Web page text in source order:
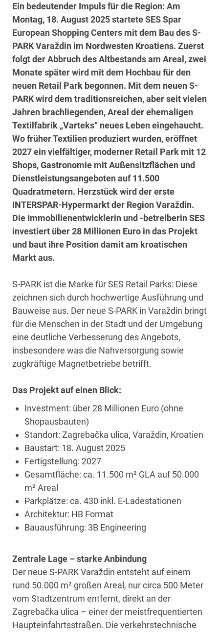
Ein bedeutender Impuls für die Region: Am
Montag, 18. August 2025 startete SES Spar
European Shopping Centers mit dem Bau des S-
PARK Varaždin im Nordwesten Kroatiens. Zuerst
folgt der Abbruch des Altbestands am Areal, zwei
Monate später wird mit dem Hochbau für den
neuen Retail Park begonnen. Mit dem neuen S-
PARK wird dem traditionsreichen, aber seit vielen
Jahren brachliegenden, Areal der ehemaligen
Textilfabrik „Varteks“ neues Leben eingehaucht.
Wo früher Textilien produziert wurden, eröffnet
2027 ein vielfältiger, moderner Retail Park mit 12
Shops, Gastronomie mit Außensitzflächen und
Dienstleistungsangeboten auf 11.500
Quadratmetern. Herzstück wird der erste
INTERSPAR-Hypermarkt der Region Varaždin.
Die Immobilienentwicklerin und -betreiberin SES
investiert über 28 Millionen Euro in das Projekt
und baut ihre Position damit am kroatischen
Markt aus.
S-PARK ist die Marke für SES Retail Parks: Diese
zeichnen sich durch hochwertige Ausführung und
Bauweise aus. Der neue S-PARK in Varaždin bringt
für die Menschen in der Stadt und der Umgebung
eine deutliche Verbesserung des Angebots,
insbesondere was die Nahversorgung sowie
zugkräftige Magnetbetriebe betrifft.
Das Projekt auf einen Blick:
Investment: über 28 Millionen Euro (ohne
Shopausbauten)
Standort: Zagrebačka ulica, Varaždin, Kroatien
Baustart: 18. August 2025
Fertigstellung: 2027
Gesamtfläche: ca. 11.500 m² GLA auf 50.000
m² Areal
Parkplätze: ca. 430 inkl. E-Ladestationen
Architektur: HB Format
Bauausführung: 3B Engineering
Zentrale Lage – starke Anbindung
Der neue S-PARK Varaždin entsteht auf einem
rund 50.000 m² großen Areal, nur circa 500 Meter
vom Stadtzentrum entfernt, direkt an der
Zagrebačka ulica – einer der meistfrequentierten
Haupteinfahrtsstraßen. Die verkehrstechnische